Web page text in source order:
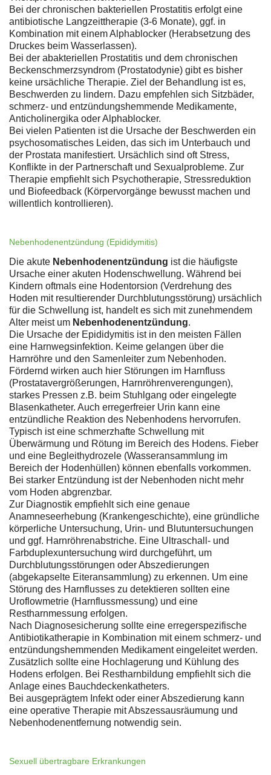
Bei der chronischen bakteriellen Prostatitis erfolgt eine
antibiotische Langzeittherapie (3-6 Monate), ggf. in
Kombination mit einem Alphablocker (Herabsetzung des
Druckes beim Wasserlassen).
Bei der abakteriellen Prostatitis und dem chronischen
Beckenschmerzsyndrom (Prostatodynie) gibt es bisher
keine ursächliche Therapie. Ziel der Behandlung ist es,
Beschwerden zu lindern. Dazu empfehlen sich Sitzbäder,
schmerz- und entzündungshemmende Medikamente,
Anticholinergika oder Alphablocker.
Bei vielen Patienten ist die Ursache der Beschwerden ein
psychosomatisches Leiden, das sich im Unterbauch und
der Prostata manifestiert. Ursächlich sind oft Stress,
Konflikte in der Partnerschaft und Sexualprobleme. Zur
Therapie empfiehlt sich Psychotherapie, Stressreduktion
und Biofeedback (Körpervorgänge bewusst machen und
willentlich kontrollieren).
Nebenhodenentzündung (Epididymitis)
Die akute Nebenhodenentzündung ist die häufigste
Ursache einer akuten Hodenschwellung. Während bei
Kindern oftmals eine Hodentorsion (Verdrehung des
Hoden mit resultierender Durchblutungsstörung) ursächlich
für die Schwellung ist, handelt es sich mit zunehmendem
Alter meist um Nebenhodenentzündung.
Die Ursache der Epididymitis ist in den meisten Fällen
eine Harnwegsinfektion. Keime gelangen über die
Harnröhre und den Samenleiter zum Nebenhoden.
Fördernd wirken auch hier Störungen im Harnfluss
(Prostatavergrößerungen, Harnröhrenverengungen),
starkes Pressen z.B. beim Stuhlgang oder eingelegte
Blasenkatheter. Auch erregerfreier Urin kann eine
entzündliche Reaktion des Nebenhodens hervorrufen.
Typisch ist eine schmerzhafte Schwellung mit
Überwärmung und Rötung im Bereich des Hodens. Fieber
und eine Begleithydrozele (Wasseransammlung im
Bereich der Hodenhüllen) können ebenfalls vorkommen.
Bei starker Entzündung ist der Nebenhoden nicht mehr
vom Hoden abgrenzbar.
Zur Diagnostik empfiehlt sich eine genaue
Anamneseerhebung (Krankengeschichte), eine gründliche
körperliche Untersuchung, Urin- und Blutuntersuchungen
und ggf. Harnröhrenabstriche. Eine Ultraschall- und
Farbduplexuntersuchung wird durchgeführt, um
Durchblutungsstörungen oder Abszedierungen
(abgekapselte Eiteransammlung) zu erkennen. Um eine
Störung des Harnflusses zu detektieren sollten eine
Uroflowmetrie (Harnflussmessung) und eine
Restharnmessung erfolgen.
Nach Diagnosesicherung sollte eine erregerspezifische
Antibiotikatherapie in Kombination mit einem schmerz- und
entzündungshemmenden Medikament eingeleitet werden.
Zusätzlich sollte eine Hochlagerung und Kühlung des
Hodens erfolgen. Bei Restharnbildung empfiehlt sich die
Anlage eines Bauchdeckenkatheters.
Bei ausgeprägtem Infekt oder einer Abszedierung kann
eine operative Therapie mit Abszessausräumung und
Nebenhodenentfernung notwendig sein.
Sexuell übertragbare Erkrankungen